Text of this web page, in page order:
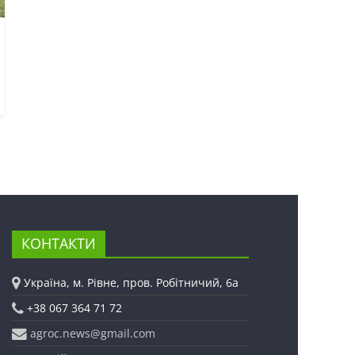
КОНТАКТИ
Україна, м. Рівне, пров. Робітничий, 6а
+38 067 364 71 72
agroc.news@gmail.com